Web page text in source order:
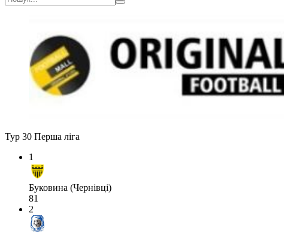
Тур 30 Перша ліга
1
Буковина (Чернівці)
81
2